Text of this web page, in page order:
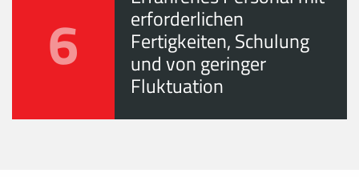
6 erforderlichen
Fertigkeiten, Schulung
und von geringer
Fluktuation